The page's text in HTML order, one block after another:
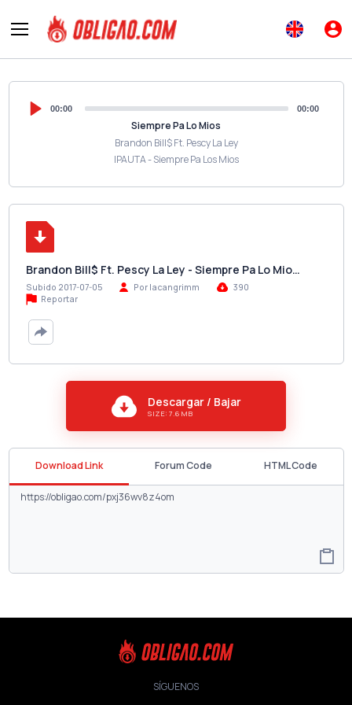
00:00 00:00
Siempre Pa Lo Mios
Brandon Bill$ Ft. Pescy La Ley
IPAUTA - Siempre Pa Los Mios
Brandon Bill$ Ft. Pescy La Ley - Siempre Pa Lo Mio…
Subido 2017-07-05 Por lacangrimm
390
Reportar
Descargar / Bajar
SIZE: 7.6 MB
Download Link Forum Code HTML Code
SÍGUENOS